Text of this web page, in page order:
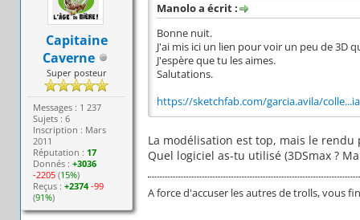
Capitaine
Caverne
Super posteur
Messages : 1 237
Sujets : 6
Inscription : Mars
2011
Réputation : 17
Donnés :+3036
-2205 (15%)
Reçus :+2374 -99
(91%)
Manolo a écrit :
Bonne nuit.
J'ai mis ici un lien pour voir un peu de 3D
J'espère que tu les aimes.
Salutations.
https://sketchfab.com/garcia.avila/
La modélisation est top, mais le rendu
Quel logiciel as-tu utilisé (3DSmax ?
A force d'accuser les autres de trolls, vous